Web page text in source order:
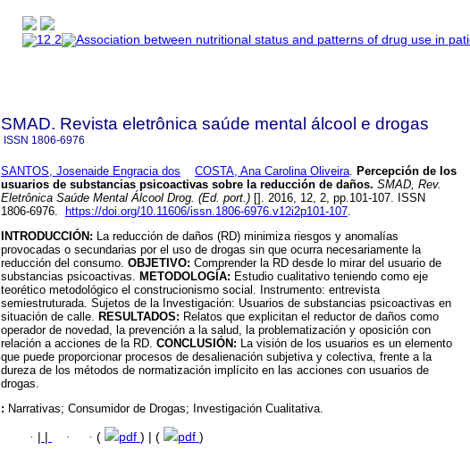
SMAD. Revista eletrônica saúde mental álcool e drogas
ISSN 1806-6976
SANTOS, Josenaide Engracia dos COSTA, Ana Carolina Oliveira
Percepción de los
usuarios de substancias psicoactivas sobre la reducción de daños. SMAD, Rev.
Eletrônica Saúde Mental Álcool Drog. (Ed. port.) []. 2016, 12, 2, pp.101-107. ISSN
1806-6976.
https://doi.org/10.11606/issn.1806-6976.v12i2p101-107
INTRODUCCIÓN: La reducción de daños (RD) minimiza riesgos y anomalías
provocadas o secundarias por el uso de drogas sin que ocurra necesariamente la
reducción del consumo. OBJETIVO: Comprender la RD desde lo mirar del usuario de
substancias psicoactivas. METODOLOGÍA: Estudio cualitativo teniendo como eje
teorético metodológico el construcionismo social. Instrumento: entrevista
semiestruturada. Sujetos de la Investigación: Usuarios de substancias psicoactivas en
situación de calle. RESULTADOS: Relatos que explicitan el reductor de daños como
operador de novedad, la prevención a la salud, la problematización y oposición con
relación a acciones de la RD. CONCLUSIÓN: La visión de los usuarios es un elemento
que puede proporcionar procesos de desalienación subjetiva y colectiva, frente a la
dureza de los métodos de normatización implícito en las acciones con usuarios de
drogas.
: Narrativas; Consumidor de Drogas; Investigación Cualitativa.
· · · ( pdf ) | ( pdf )